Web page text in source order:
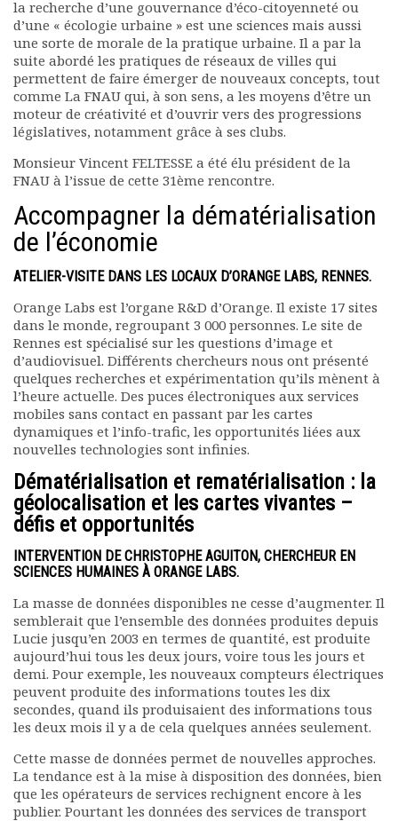
la recherche d’une gouvernance d’éco-citoyenneté ou
d’une « écologie urbaine » est une sciences mais aussi
une sorte de morale de la pratique urbaine. Il a par la
suite abordé les pratiques de réseaux de villes qui
permettent de faire émerger de nouveaux concepts, tout
comme La FNAU qui, à son sens, a les moyens d’être un
moteur de créativité et d’ouvrir vers des progressions
législatives, notamment grâce à ses clubs.
Monsieur Vincent FELTESSE a été élu président de la
FNAU à l’issue de cette 31ème rencontre.
Accompagner la dématérialisation
de l’économie
ATELIER-VISITE DANS LES LOCAUX D’ORANGE LABS, RENNES.
Orange Labs est l’organe R&D d’Orange. Il existe 17 sites
dans le monde, regroupant 3 000 personnes. Le site de
Rennes est spécialisé sur les questions d’image et
d’audiovisuel. Différents chercheurs nous ont présenté
quelques recherches et expérimentation qu’ils mènent à
l’heure actuelle. Des puces électroniques aux services
mobiles sans contact en passant par les cartes
dynamiques et l’info-trafic, les opportunités liées aux
nouvelles technologies sont infinies.
Dématérialisation et rematérialisation : la
géolocalisation et les cartes vivantes –
défis et opportunités
INTERVENTION DE CHRISTOPHE AGUITON, CHERCHEUR EN
SCIENCES HUMAINES À ORANGE LABS.
La masse de données disponibles ne cesse d’augmenter. Il
semblerait que l’ensemble des données produites depuis
Lucie jusqu’en 2003 en termes de quantité, est produite
aujourd’hui tous les deux jours, voire tous les jours et
demi. Pour exemple, les nouveaux compteurs électriques
peuvent produite des informations toutes les dix
secondes, quand ils produisaient des informations tous
les deux mois il y a de cela quelques années seulement.
Cette masse de données permet de nouvelles approches.
La tendance est à la mise à disposition des données, bien
que les opérateurs de services rechignent encore à les
publier. Pourtant les données des services de transport